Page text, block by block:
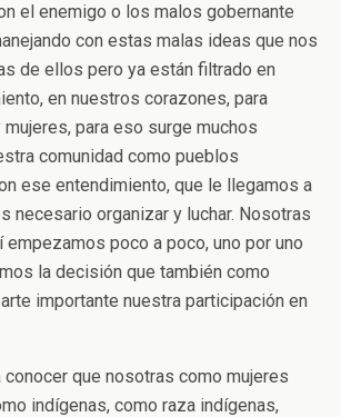
el enemigo o los malos gobernante
con estas malas ideas que nos
de ellos pero ya están filtrado en
en nuestros corazones, para
para eso surge muchos
comunidad como pueblos
ese entendimiento, que le llegamos a
necesario organizar y luchar. Nosotras
poco a poco, uno por uno
la decisión que también como
importante nuestra participación en
que nosotras como mujeres
indígenas, como raza indígenas,